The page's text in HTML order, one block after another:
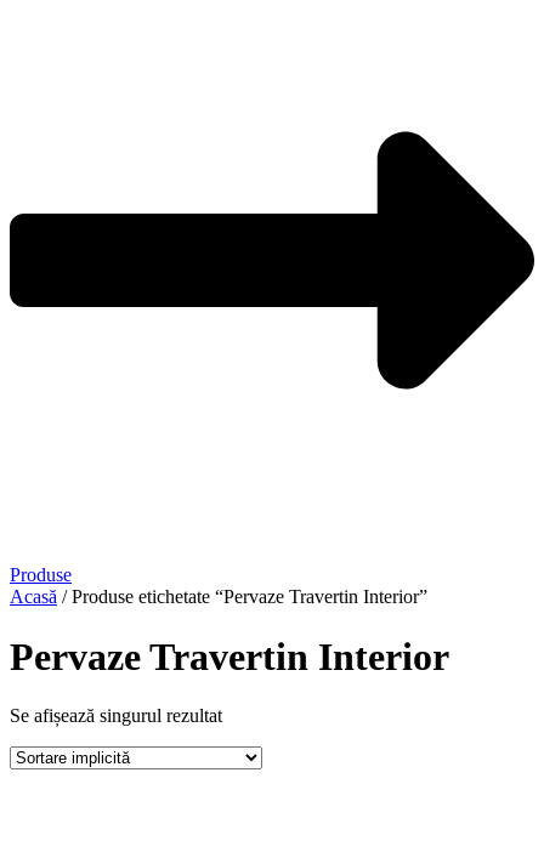
Produse
Acasă / Produse etichetate “Pervaze Travertin Interior”
Pervaze Travertin Interior
Se afișează singurul rezultat